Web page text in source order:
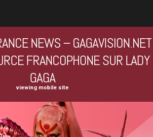
NEWS – GAGAVISION.NET
FRANCOPHONE SUR LADY
GAGA
viewing mobile site